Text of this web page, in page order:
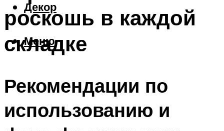
Декор
Меню
роскошь в каждой
складке
Рекомендации по
использованию и